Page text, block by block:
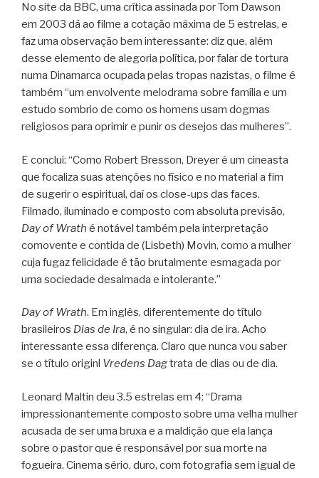
No site da BBC, uma crítica assinada por Tom Dawson
em 2003 dá ao filme a cotação máxima de 5 estrelas, e
faz uma observação bem interessante: diz que, além
desse elemento de alegoria política, por falar de tortura
numa Dinamarca ocupada pelas tropas nazistas, o filme é
também “um envolvente melodrama sobre família e um
estudo sombrio de como os homens usam dogmas
religiosos para oprimir e punir os desejos das mulheres”.
E conclui: “Como Robert Bresson, Dreyer é um cineasta
que focaliza suas atenções no físico e no material a fim
de sugerir o espiritual, daí os close-ups das faces.
Filmado, iluminado e composto com absoluta previsão,
Day of Wrath é notável também pela interpretação
comovente e contida de (Lisbeth) Movin, como a mulher
cuja fugaz felicidade é tão brutalmente esmagada por
uma sociedade desalmada e intolerante.”
Day of Wrath. Em inglês, diferentemente do título
brasileiros Dias de Ira, é no singular: dia de ira. Acho
interessante essa diferença. Claro que nunca vou saber
se o título originl Vredens Dagtrata de dias ou de dia.
Leonard Maltin deu 3.5 estrelas em 4: “Drama
impressionantemente composto sobre uma velha mulher
acusada de ser uma bruxa e a maldição que ela lança
sobre o pastor que é responsável por sua morte na
fogueira. Cinema sério, duro, com fotografia sem igual de